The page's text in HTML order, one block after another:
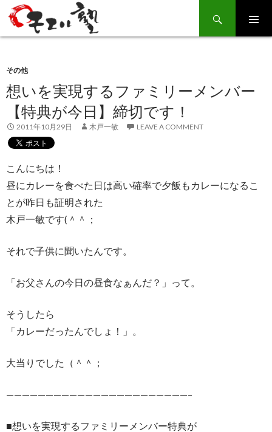
Search
SKIP
TO
その他
想いを実現するファミリーメンバー
【特典が今日】締切です！
2011年10月29日 木戸一敏 LEAVE A COMMENT
こんにちは！
昼にカレーを食べた日は高い確率で夕飯もカレーになるこ
とが昨日も証明された
木戸一敏です(＾＾；
それで子供に聞いたんです。
「お父さんの今日の昼食なぁんだ？」って。
そうしたら
「カレーだったんでしょ！」。
大当りでした（＾＾；
———————————————————————–
■想いを実現するファミリーメンバー特典が